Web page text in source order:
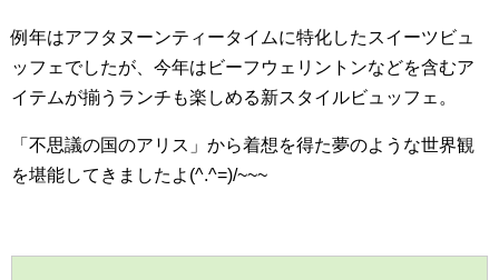
例年はアフタヌーンティータイムに特化したスイーツビュ
ッフェでしたが、今年はビーフウェリントンなどを含むア
イテムが揃うランチも楽しめる新スタイルビュッフェ。
「不思議の国のアリス」から着想を得た夢のような世界観
を堪能してきましたよ(^.^=)/~~~